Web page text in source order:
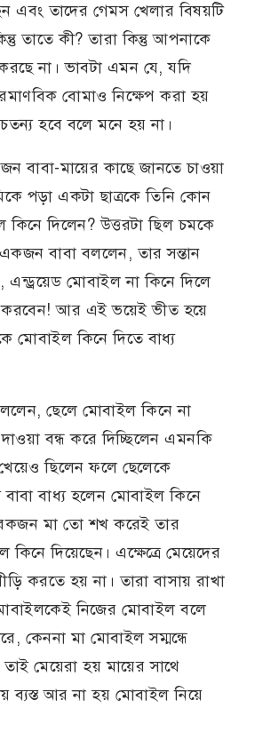
এবং তাদের গেমস খেলার বিষয়টি
তাতে কী? তারা কিন্তু আপনাকে
না। ভাবটা এমন যে, যদি
বোমাও নিক্ষেপ করা হয়
হবে বলে মনে হয় না।
বাবা-মায়ের কাছে জানতে চাওয়া
পড়া একটা ছাত্রকে তিনি কোন
কিনে দিলেন? উত্তরটা ছিল চমকে
বাবা বললেন, তার সন্তান
এন্ড্রয়েড মোবাইল না কিনে দিলে
করবেন! আর এই ভয়েই ভীত হয়ে
মোবাইল কিনে দিতে বাধ্য
ছেলে মোবাইল কিনে না
বন্ধ করে দিচ্ছিলেন এমনকি
ছিলেন ফলে ছেলেকে
বাধ্য হলেন মোবাইল কিনে
মা তো শখ করেই তার
দিয়েছেন। এক্ষেত্রে মেয়েদের
করতে হয় না। তারা বাসায় রাখা
নিজের মোবাইল বলে
কেননা মা মোবাইল সম্মন্ধে
মেয়েরা হয় মায়ের সাথে
ব্যস্ত আর না হয় মোবাইল নিয়ে